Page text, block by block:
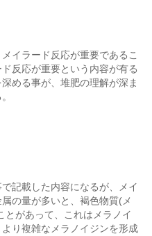
イラード反応が重要であるこ
反応が重要という内容が有る
める事が、堆肥の理解が深ま
記載した内容になるが、メイ
の量が多いと、褐色物質(メ
とがあって、これはメラノイ
り複雑なメラノイジンを形成